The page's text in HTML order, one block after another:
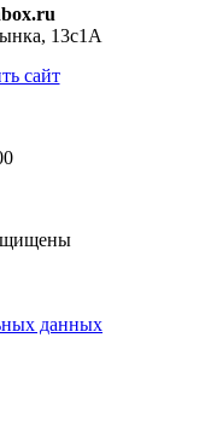
13с1А
сайт
данных